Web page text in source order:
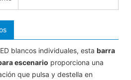
blancos individuales, esta barra
escenario proporciona una
que pulsa y destella en